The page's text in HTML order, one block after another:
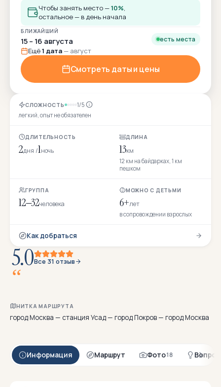
СЛОЖНОСТЬ 1/5
легкий, опыт не обязателен
ДЛИТЕЛЬНОСТЬ
2дня /1ночь
ДЛИНА
13км
12 км на байдарках, 1 км
пешком
ГРУППА
12–32человека
МОЖНО С ДЕТЬМИ
6+лет
в сопровождении взрослых
Как добраться
5.0Все 31 отзыв
НИТКА МАРШРУТА
город Москва — станция Усад — город Покров — город Москва
Чтобы занять место —10%,
остальное — в день начала
БЛИЖАЙШИЙ
15 – 16 августа есть места
Ещё1 дата— август
Смотреть даты и цены
Информация Маршрут Фото18